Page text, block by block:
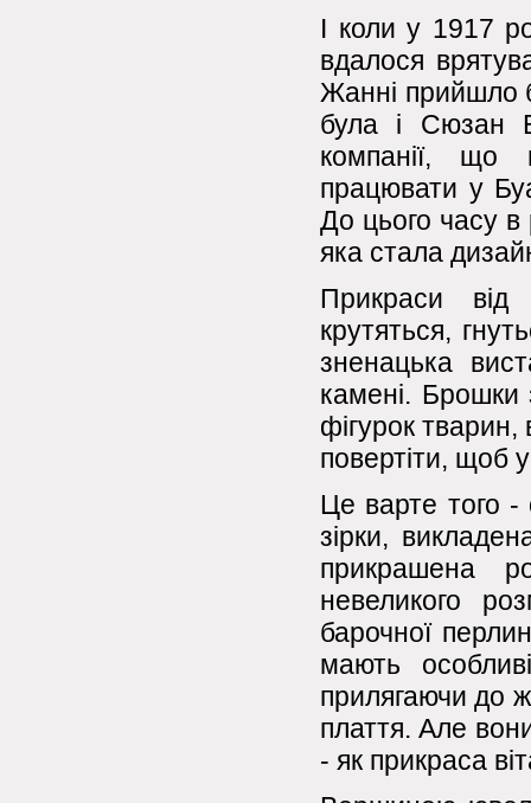
І коли у 1917
вдалося
Жанні прийшло
була і Сюзан
компанії, що
працювати у
До цього часу
яка стала
Прикраси
крутяться,
зненацька
камені. Брошки
фігурок тварин,
повертіти, щоб
Це варте того -
зірки,
прикрашена
невеликого
барочної
мають
прилягаючи до
плаття. Але
- як прикраса